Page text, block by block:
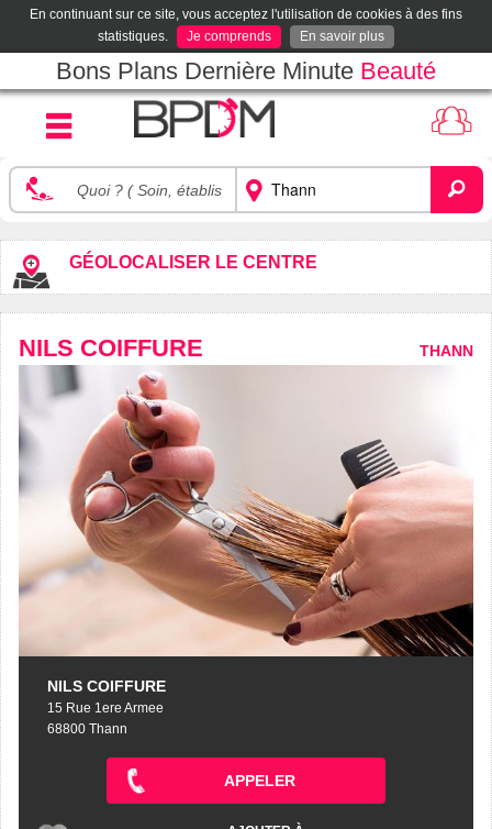
En continuant sur ce site, vous acceptez l'utilisation de cookies à des fins
statistiques.
Je comprends En savoir plus
Bons Plans Dernière Minute Beauté
GÉOLOCALISER LE CENTRE
NILS COIFFURE THANN
NILS COIFFURE
15 Rue 1ere Armee
68800 Thann
APPELER